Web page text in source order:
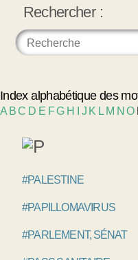
Rechercher :
Index alphabétique des
A BC D E FG H J K L M NO
#PALESTINE
#PAPILLOMAVIRUS
#PARLEMENT, SÉNAT